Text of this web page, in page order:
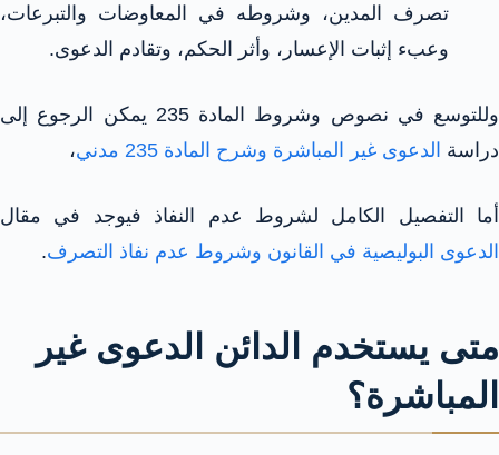
تصرف المدين، وشروطه في المعاوضات والتبرعات،
وعبء إثبات الإعسار، وأثر الحكم، وتقادم الدعوى.
وللتوسع في نصوص وشروط المادة 235 يمكن الرجوع إلى
دراسة الدعوى غير المباشرة وشرح المادة 235 مدني ،
أما التفصيل الكامل لشروط عدم النفاذ فيوجد في مقال
الدعوى البوليصية في القانون وشروط عدم نفاذ التصرف.
متى يستخدم الدائن الدعوى غير
المباشرة؟